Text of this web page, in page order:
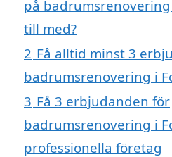
på
till med?
2 Få alltid minst 3
badrumsrenovering i
3 Få 3 erbjudanden för
badrumsrenovering i
professionella företag